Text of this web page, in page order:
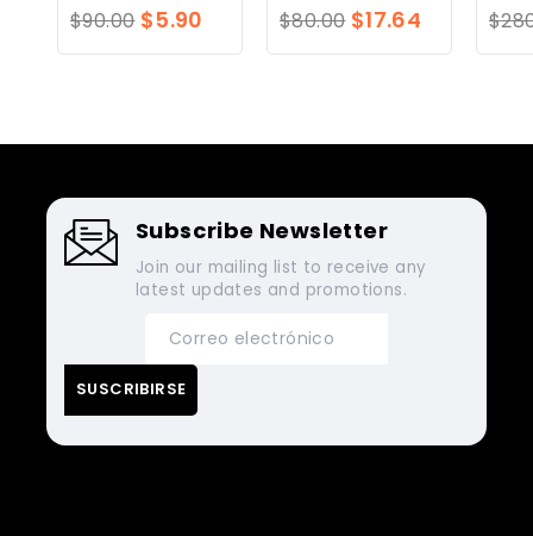
0
de
$90.00 El
precio
$90.00.
$5.90
precio
$5.90.
0
de
5
$80.00 El
precio
$80.00.
$17.64
precio
$17.64.
0
de
$
Subscribe Newsletter
Join our mailing list to receive any
latest updates and promotions.